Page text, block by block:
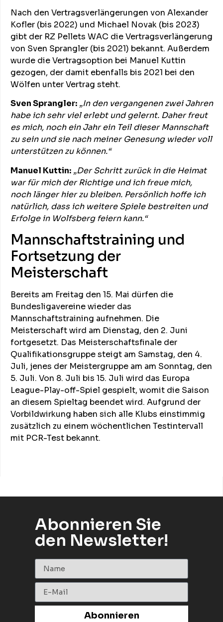
Nach den Vertragsverlängerungen von Alexander
Kofler (bis 2022) und Michael Novak (bis 2023)
gibt der RZ Pellets WAC die Vertragsverlängerung
von Sven Sprangler (bis 2021) bekannt. Außerdem
wurde die Vertragsoption bei Manuel Kuttin
gezogen, der damit ebenfalls bis 2021 bei den
Wölfen unter Vertrag steht.
Sven Sprangler: „In den vergangenen zwei Jahren
habe ich sehr viel erlebt und gelernt. Daher freut
es mich, noch ein Jahr ein Teil dieser Mannschaft
zu sein und sie nach meiner Genesung wieder voll
unterstützen zu können.“
Manuel Kuttin: „Der Schritt zurück in die Heimat
war für mich der Richtige und ich freue mich,
noch länger hier zu bleiben. Persönlich hoffe ich
natürlich, dass ich weitere Spiele bestreiten und
Erfolge in Wolfsberg feiern kann.“
Mannschaftstraining und
Fortsetzung der
Meisterschaft
Bereits am Freitag den 15. Mai dürfen die
Bundesligavereine wieder das
Mannschaftstraining aufnehmen. Die
Meisterschaft wird am Dienstag, den 2. Juni
fortgesetzt. Das Meisterschaftsfinale der
Qualifikationsgruppe steigt am Samstag, den 4.
Juli, jenes der Meistergruppe am am Sonntag, den
5. Juli. Von 8. Juli bis 15. Juli wird das Europa
League-Play-off-Spiel gespielt, womit die Saison
an diesem Spieltag beendet wird. Aufgrund der
Vorbildwirkung haben sich alle Klubs einstimmig
zusätzlich zu einem wöchentlichen Testintervall
mit PCR-Test bekannt.
Abonnieren Sie
den Newsletter!
Abonnieren